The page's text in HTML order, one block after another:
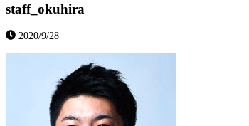
staff_okuhira
2020/9/28